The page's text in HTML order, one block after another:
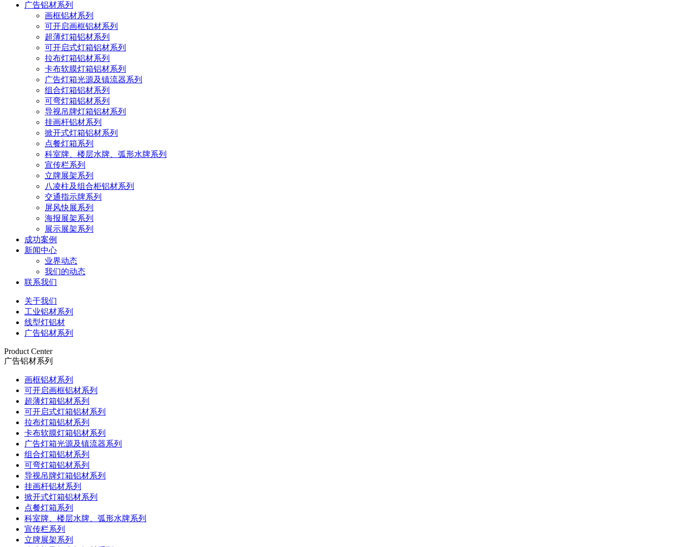
广告铝材系列
画框铝材系列
可开启画框铝材系列
超薄灯箱铝材系列
可开启式灯箱铝材系列
拉布灯箱铝材系列
卡布软膜灯箱铝材系列
广告灯箱光源及镇流器系列
组合灯箱铝材系列
可弯灯箱铝材系列
导视吊牌灯箱铝材系列
挂画杆铝材系列
掀开式灯箱铝材系列
点餐灯箱系列
科室牌、楼层水牌、弧形水牌系列
宣传栏系列
立牌展架系列
八凌柱及组合柜铝材系列
交通指示牌系列
屏风快展系列
海报展架系列
展示展架系列
成功案例
新闻中心
业界动态
我们的动态
联系我们
关于我们
工业铝材系列
线型灯铝材
广告铝材系列
Product Center
广告铝材系列
画框铝材系列
可开启画框铝材系列
超薄灯箱铝材系列
可开启式灯箱铝材系列
拉布灯箱铝材系列
卡布软膜灯箱铝材系列
广告灯箱光源及镇流器系列
组合灯箱铝材系列
可弯灯箱铝材系列
导视吊牌灯箱铝材系列
挂画杆铝材系列
掀开式灯箱铝材系列
点餐灯箱系列
科室牌、楼层水牌、弧形水牌系列
宣传栏系列
立牌展架系列